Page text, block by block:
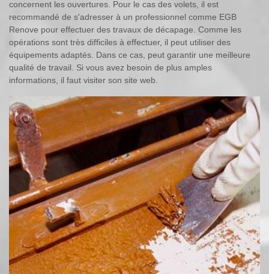
concernent les ouvertures. Pour le cas des volets, il est
recommandé de s'adresser à un professionnel comme EGB
Renove pour effectuer des travaux de décapage. Comme les
opérations sont très difficiles à effectuer, il peut utiliser des
équipements adaptés. Dans ce cas, peut garantir une meilleure
qualité de travail. Si vous avez besoin de plus amples
informations, il faut visiter son site web.